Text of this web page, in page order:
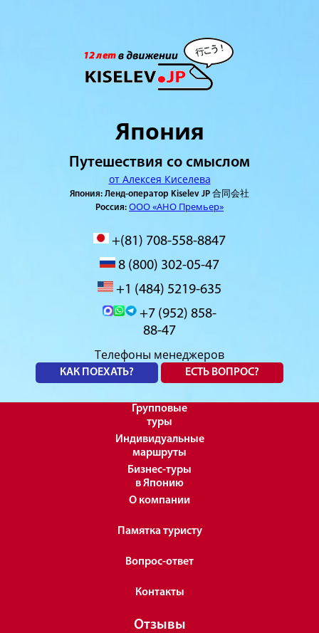
Япония
Путешествия со смыслом
от Алексея Киселева
Япония: Ленд-оператор Kiselev JP 合同会社
Россия: ООО «АНО Премьер»
+(81) 708-558-8847
8 (800) 302-05-47
+1 (484) 5219-635
+7 (952) 858-
88-47
Телефоны менеджеров
КАК ПОЕХАТЬ? ЕСТЬ ВОПРОС?
Групповые
туры
Индивидуальные
маршруты
Бизнес-туры
в Японию
О компании
Памятка туристу
Вопрос-ответ
Контакты
Отзывы